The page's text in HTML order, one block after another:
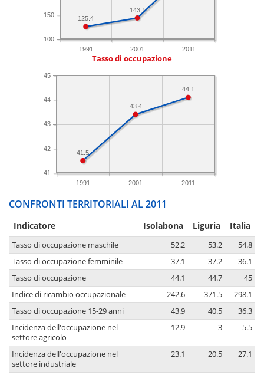
1991 2001 2011
100
150
143.1
125.4
Tasso di occupazione
1991 2001 2011
41
42
43
44
45
44.1
43.4
41.5
CONFRONTI TERRITORIALI AL 2011
Indicatore Isolabona Liguria Italia
Tasso di occupazione maschile 52.2 53.2
54.8
Tasso di occupazione femminile
37.1 37.2
36.1
Tasso di occupazione
44.1 44.7
45
Indice di ricambio occupazionale
242.6 371.5
298.1
Tasso di occupazione 15-29 anni
43.9 40.5
36.3
Incidenza dell'occupazione nel
settore agricolo
12.9 3 5.5
Incidenza dell'occupazione nel
settore industriale
23.1 20.5 27.1